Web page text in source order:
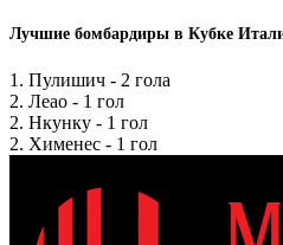
Лучшие бомбардиры в Кубке
1. Пулишич - 2 гола
2. Леао - 1 гол
2. Нкунку - 1 гол
2. Хименес - 1 гол